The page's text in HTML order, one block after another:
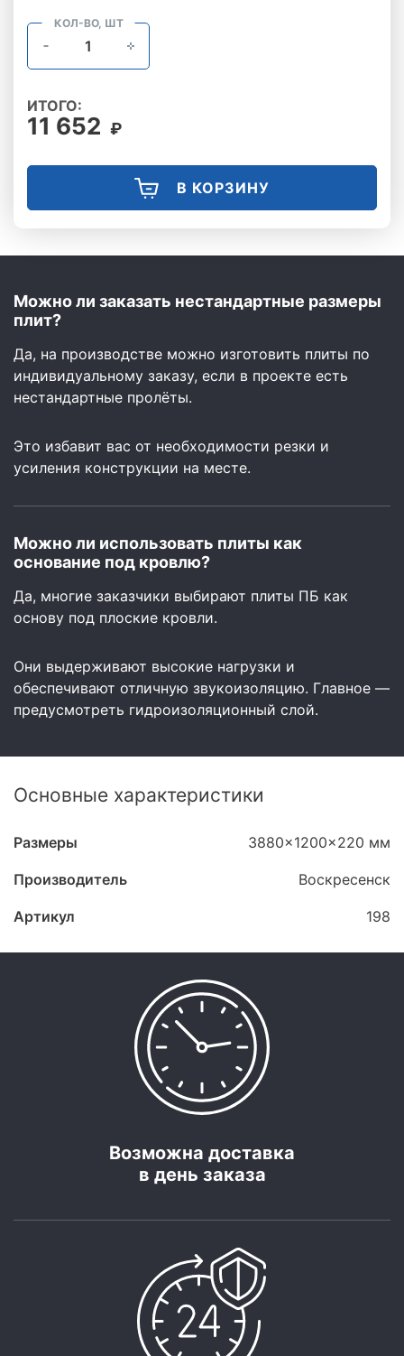
КОЛ-ВО, ШТ
ИТОГО:
11 652 ₽
В КОРЗИНУ
Можно ли заказать нестандартные размеры
плит?
Да, на производстве можно изготовить плиты по
индивидуальному заказу, если в проекте есть
нестандартные пролёты.
Это избавит вас от необходимости резки и
усиления конструкции на месте.
Можно ли использовать плиты как
основание под кровлю?
Да, многие заказчики выбирают плиты ПБ как
основу под плоские кровли.
Они выдерживают высокие нагрузки и
обеспечивают отличную звукоизоляцию. Главное —
предусмотреть гидроизоляционный слой.
Основные характеристики
Размеры 3880x1200x220 мм
Производитель Воскресенск
Артикул 198
Возможна доставка
в день заказа